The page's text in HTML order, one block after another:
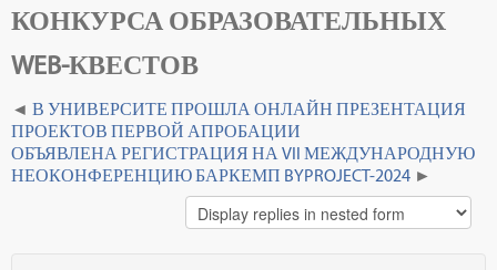
КОНКУРСА ОБРАЗОВАТЕЛЬНЫХ
WEB-КВЕСТОВ
В УНИВЕРСИТЕ ПРОШЛА ОНЛАЙН ПРЕЗЕНТАЦИЯ
ПРОЕКТОВ ПЕРВОЙ АПРОБАЦИИ
ОБЪЯВЛЕНА РЕГИСТРАЦИЯ НА VII МЕЖДУНАРОДНУЮ
НЕОКОНФЕРЕНЦИЮ БАРКЕМП BYPROJECT-2024